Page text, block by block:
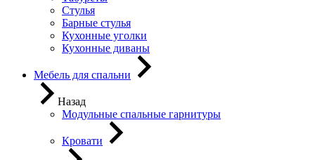
Стулья
Барные стулья
Кухонные уголки
Кухонные диваны
Мебель для спальни
Назад
Модульные спальные гарнитуры
Кровати